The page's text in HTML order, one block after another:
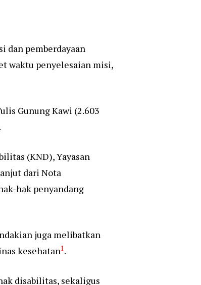
dan pemberdayaan
waktu penyelesaian misi,
Gunung Kawi (2.603
(KND), Yayasan
dari Nota
hak penyandang
juga melibatkan
kesehatan1.
disabilitas, sekaligus